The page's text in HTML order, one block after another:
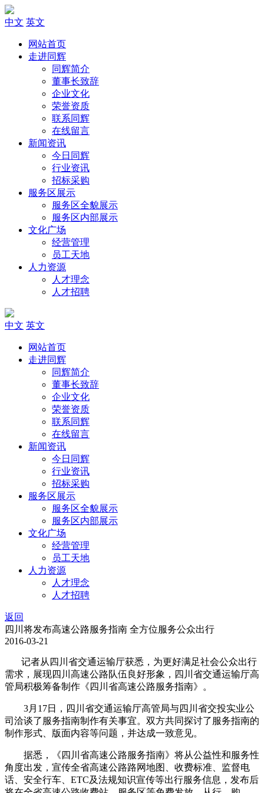
中文 英文
网站首页
走进同辉
同辉简介
董事长致辞
企业文化
荣誉资质
联系同辉
在线留言
新闻资讯
今日同辉
行业资讯
招标采购
服务区展示
服务区全貌展示
服务区内部展示
文化广场
经营管理
员工天地
人力资源
人才理念
人才招聘
中文 英文
网站首页
走进同辉
同辉简介
董事长致辞
企业文化
荣誉资质
联系同辉
在线留言
新闻资讯
今日同辉
行业资讯
招标采购
服务区展示
服务区全貌展示
服务区内部展示
文化广场
经营管理
员工天地
人力资源
人才理念
人才招聘
返回
四川将发布高速公路服务指南 全方位服务公众出行
2016-03-21
记者从四川省交通运输厅获悉，为更好满足社会公众出行
需求，展现四川高速公路队伍良好形象，四川省交通运输厅高
管局积极筹备制作《四川省高速公路服务指南》。
3月17日，四川省交通运输厅高管局与四川省交投实业公
司洽谈了服务指南制作有关事宜。双方共同探讨了服务指南的
制作形式、版面内容等问题，并达成一致意见。
据悉，《四川省高速公路服务指南》将从公益性和服务性
角度出发，宣传全省高速公路路网地图、收费标准、监督电
话、安全行车、ETC及法规知识宣传等出行服务信息，发布后